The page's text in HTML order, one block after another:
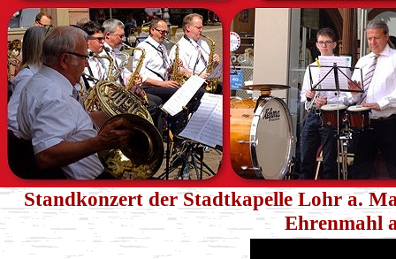
Standkonzert der Stadtkapelle Lohr a.
Ehrenmahl